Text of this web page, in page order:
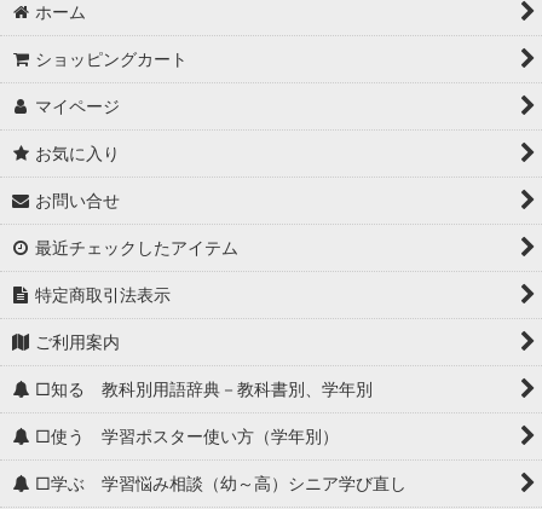
ホーム
ショッピングカート
マイページ
お気に入り
お問い合せ
最近チェックしたアイテム
特定商取引法表示
ご利用案内
□知る 教科別用語辞典－教科書別、学年別
□使う 学習ポスター使い方（学年別）
□学ぶ 学習悩み相談（幼～高）シニア学び直し